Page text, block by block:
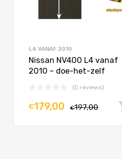
L4 VANAF 2010
Nissan NV400 L4 vanaf
2010 – doe-het-zelf
(0 reviews)
€197,00
€179,00